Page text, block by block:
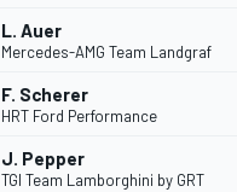
L. Auer
Mercedes-AMG Team Landgraf
F. Scherer
HRT Ford Performance
J. Pepper
TGI Team Lamborghini by GRT